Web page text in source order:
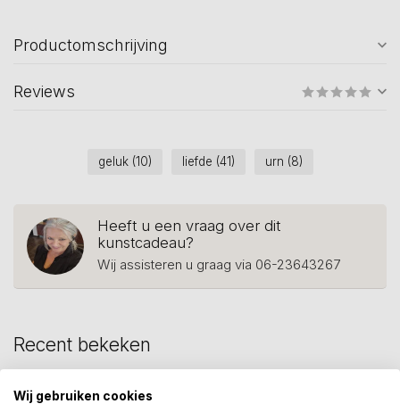
Productomschrijving
Reviews
geluk (10) liefde (41) urn (8)
Heeft u een vraag over dit
kunstcadeau?
Wij assisteren u graag via 06-23643267
Recent bekeken
Wij gebruiken cookies